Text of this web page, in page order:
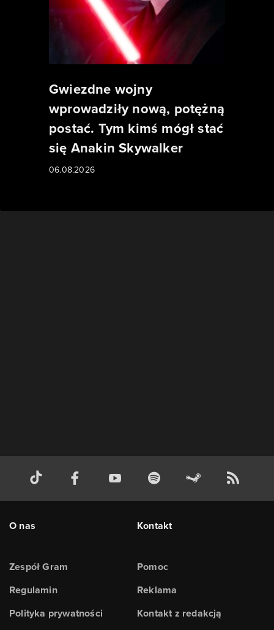
Gwiezdne wojny
wprowadziły nową, potężną
postać. Tym kimś mógł stać
się Anakin Skywalker
06.08.2026
O nas
Zespół Gram
Regulamin
Polityka prywatności
Kontakt
Pomoc
Reklama
Kontakt z redakcją